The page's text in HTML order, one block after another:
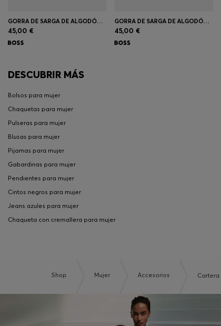
GORRA DE SARGA DE ALGODÓN CON LOGO BORDADO
45,00 €
GORRA DE SARGA DE ALGODÓN CON LOGO BORDADO A TONO
45,00 €
DESCUBRIR MÁS
Bolsos para mujer
Chaquetas para mujer
Pulseras para mujer
Blusas para mujer
Pijamas para mujer
Gabardinas para mujer
Pendientes para mujer
Cintos negros para mujer
Jeans azules para mujer
Chaqueta con cremallera para mujer
Shop Mujer Accesorios Cartera